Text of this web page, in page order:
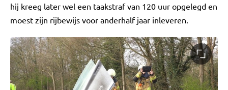
hij kreeg later wel een taakstraf van 120 uur opgelegd en
moest zijn rijbewijs voor anderhalf jaar inleveren.